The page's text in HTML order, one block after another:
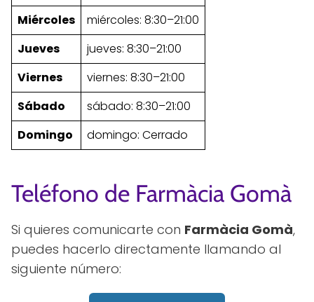
Miércoles
miércoles: 8:30–21:00
Jueves
jueves: 8:30–21:00
Viernes
viernes: 8:30–21:00
Sábado
sábado: 8:30–21:00
Domingo
domingo: Cerrado
Teléfono de Farmàcia Gomà
Si quieres comunicarte con Farmàcia Gomà,
puedes hacerlo directamente llamando al
siguiente número: